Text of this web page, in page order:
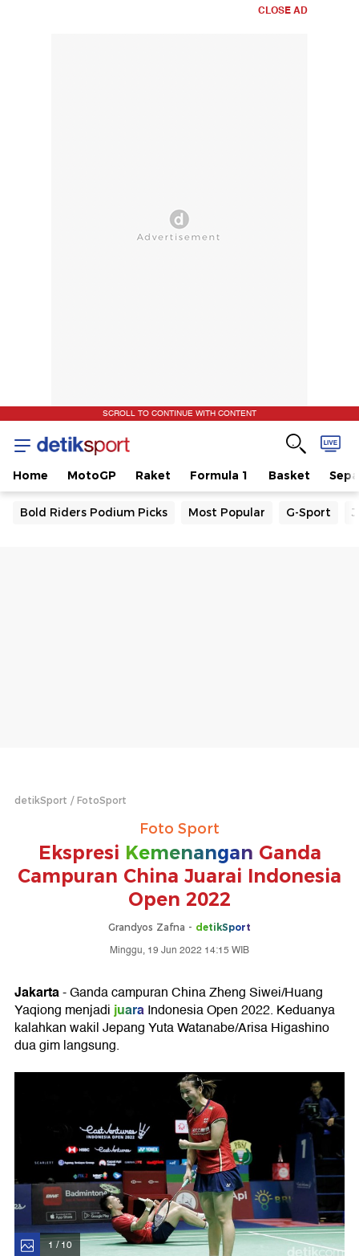
CLOSE AD
SCROLL TO CONTINUE WITH CONTENT
Home MotoGP Raket Formula 1 Basket
Bold Riders Podium Picks Most Popular G-Sport
detikSport FotoSport
Foto Sport
Ekspresi Kemenangan Ganda
Campuran China Juarai Indonesia
Open 2022
Grandyos Zafna - detikSport
Minggu, 19 Jun 2022 14:15 WIB
Jakarta- Ganda campuran China Zheng Siwei/Huang
Yaqiong menjadijuaraIndonesia Open 2022. Keduanya
kalahkan wakil Jepang Yuta Watanabe/Arisa Higashino
dua gim langsung.
1 / 10